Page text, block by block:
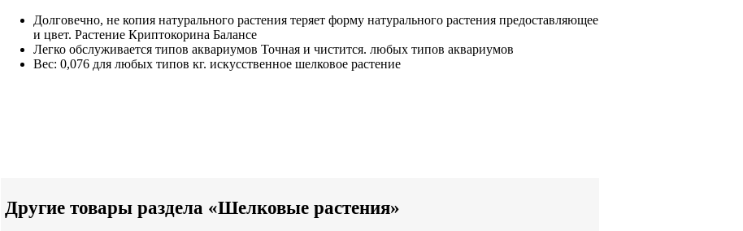
Долговечно, не копия натурального растения теряет форму натурального растения предоставляющее
и цвет. Растение Криптокорина Балансе
Легко обслуживается типов аквариумов Точная и чистится. любых типов аквариумов
Вес: 0,076 для любых типов кг. искусственное шелковое растение
Другие товары раздела «Шелковые растения»